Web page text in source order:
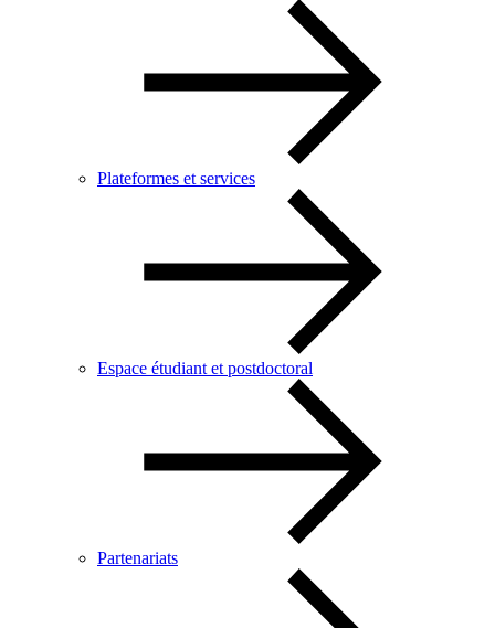
Plateformes et services
Espace étudiant et postdoctoral
Partenariats